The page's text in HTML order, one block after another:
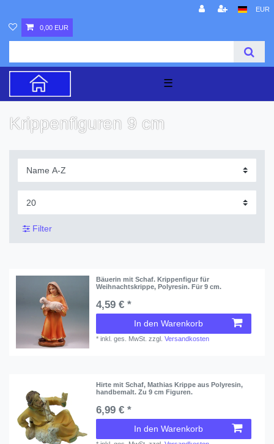
EUR
0,00 EUR
☰
Krippenfigur​en 9 cm
Filter
Bäuerin mit Schaf. Krippenfigur für
Weihnachtskrippe, Polyresin. Für 9 cm.
4,59 € *
In den Warenkorb
*inkl. ges. MwSt. zzgl.Versandkosten
Hirte mit Schaf, Mathias Krippe aus Polyresin,
handbemalt. Zu 9 cm Figuren.
6,99 € *
In den Warenkorb